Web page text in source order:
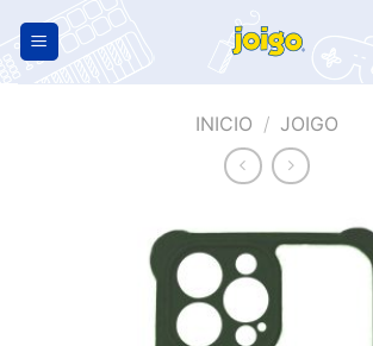
INICIO / JOIGO